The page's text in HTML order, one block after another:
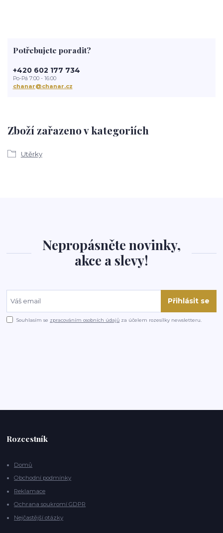
Zboží zařazeno v kategoriích
Utěrky
Potřebujete poradit?
+420 602 177 734
Po-Pá 7:00 - 16:00
chanar@chanar.cz
Nepropásněte novinky,
akce a slevy!
Přihlásit se
Souhlasím se zpracováním osobních údajů za účelem rozesílky newsletteru.
Rozcestník
Domů
Obchodní podmínky
Reklamace
Ochrana soukromí GDPR
Nejčastější otázky